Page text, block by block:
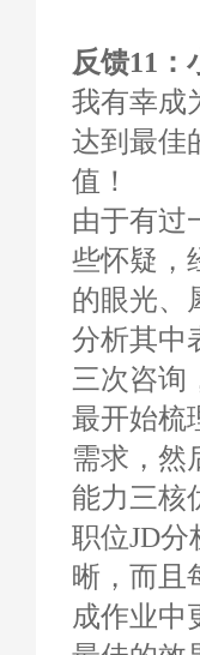
反馈11：
我有幸成
达到最佳
值！
由于有过
些怀疑，
的眼光、
分析其中
三次咨询
最开始梳
需求，然
能力三核
职位JD
晰，而且
成作业中